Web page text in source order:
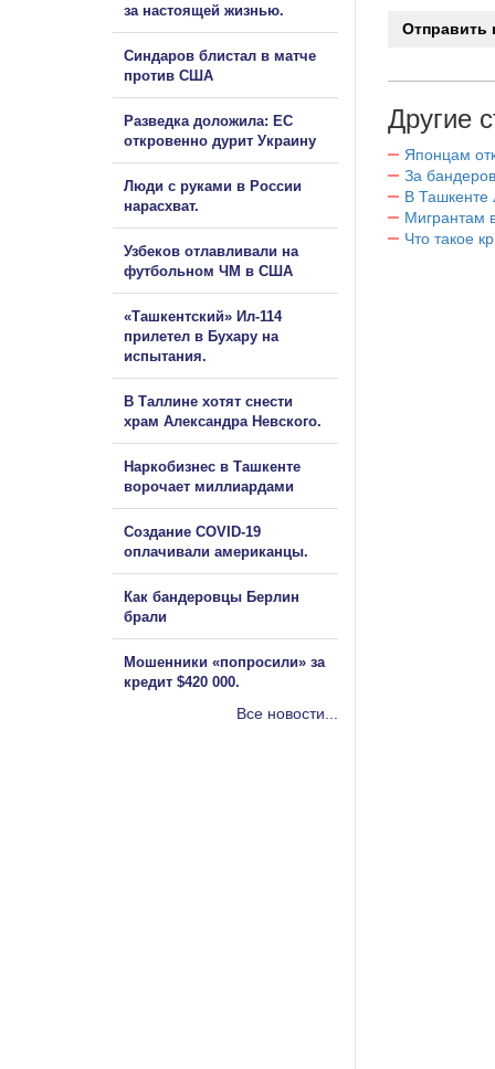
Другие
Японцам
За
В Ташкенте
Мигрантам
Что такое
за настоящей жизнью.
Синдаров блистал в матче
против США
Разведка доложила: ЕС
откровенно дурит Украину
Люди с руками в России
нарасхват.
Узбеков отлавливали на
футбольном ЧМ в США
«Ташкентский» Ил-114
прилетел в Бухару на
испытания.
В Таллине хотят снести
храм Александра Невского.
Наркобизнес в Ташкенте
ворочает миллиардами
Создание COVID-19
оплачивали американцы.
Как бандеровцы Берлин
брали
Мошенники «попросили» за
кредит $420 000.
Все новости...